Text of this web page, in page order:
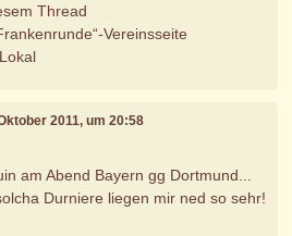
Thread
Vereinsseite
2011, um 20:58
am Abend Bayern gg Dortmund...
Durniere liegen mir ned so sehr!